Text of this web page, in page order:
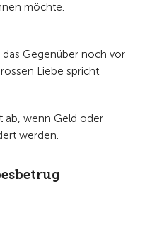
möchte.
das Gegenüber noch vor
Liebe spricht.
ab, wenn Geld oder
werden.